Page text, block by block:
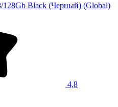
128Gb Black (Черный) (Global)
4,8